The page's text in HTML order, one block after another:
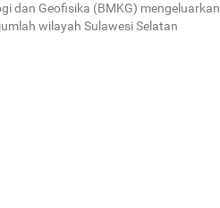
dan Geofisika (BMKG) mengeluarkan
wilayah Sulawesi Selatan